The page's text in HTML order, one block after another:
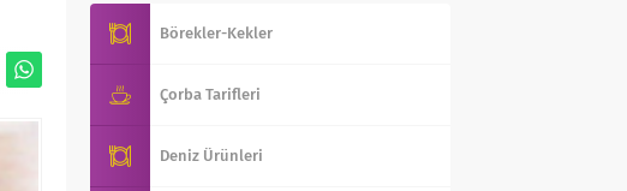
Börekler-Kekler
Çorba Tarifleri
Deniz Ürünleri